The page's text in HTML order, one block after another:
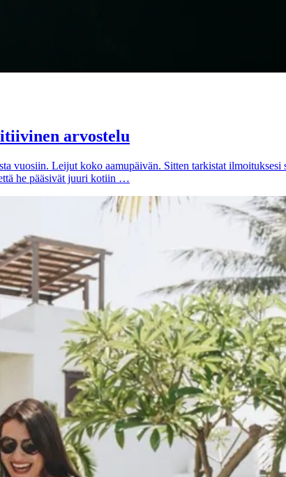
arvostelu
vuosiin. Leijut koko aamupäivän. Sitten tarkistat
he pääsivät juuri kotiin …